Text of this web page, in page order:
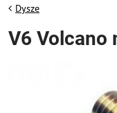
Dysze
V6 Volcano